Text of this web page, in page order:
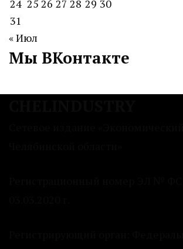
24 25 26 27 28 29 30
31
« Июл
Мы ВКонтакте